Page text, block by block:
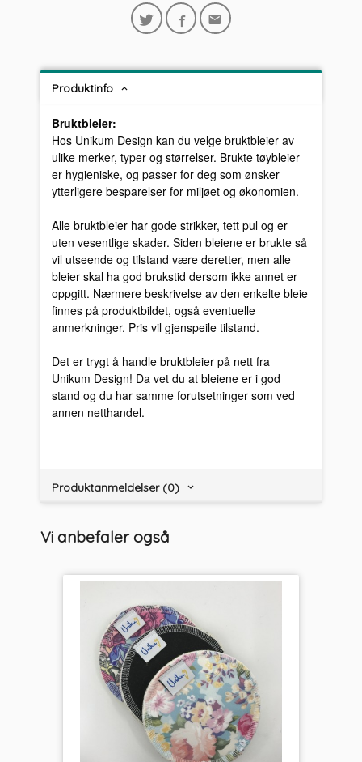
Produktinfo
Bruktbleier:
Hos Unikum Design kan du velge bruktbleier av
ulike merker, typer og størrelser. Brukte tøybleier
er hygieniske, og passer for deg som ønsker
ytterligere besparelser for miljøet og økonomien.
Alle bruktbleier har gode strikker, tett pul og er
uten vesentlige skader. Siden bleiene er brukte så
vil utseende og tilstand være deretter, men alle
bleier skal ha god brukstid dersom ikke annet er
oppgitt. Nærmere beskrivelse av den enkelte bleie
finnes på produktbildet, også eventuelle
anmerkninger. Pris vil gjenspeile tilstand.
Det er trygt å handle bruktbleier på nett fra
Unikum Design! Da vet du at bleiene er i god
stand og du har samme forutsetninger som ved
annen netthandel.
Produktanmeldelser (0)
Vi anbefaler også